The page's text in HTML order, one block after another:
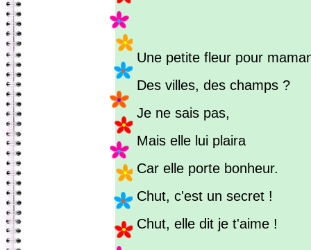
Une petite fleur pour
Des villes, des champs ?
Je ne sais pas,
Mais elle lui plaira
Car elle porte bonheur.
Chut, c'est un secret !
Chut, elle dit je t'aime !